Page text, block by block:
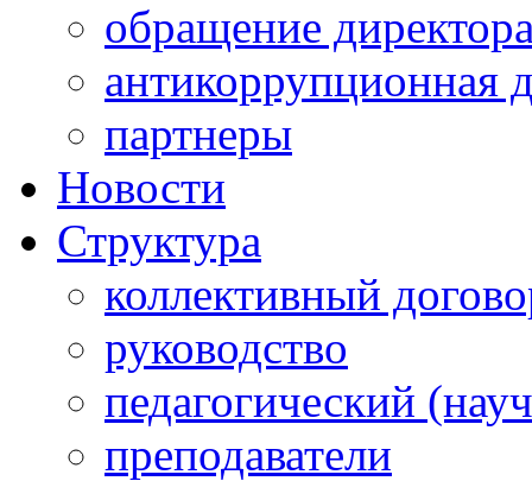
обращение
антикоррупционная
партнеры
Новости
Структура
коллективный
руководство
педагогический
преподаватели